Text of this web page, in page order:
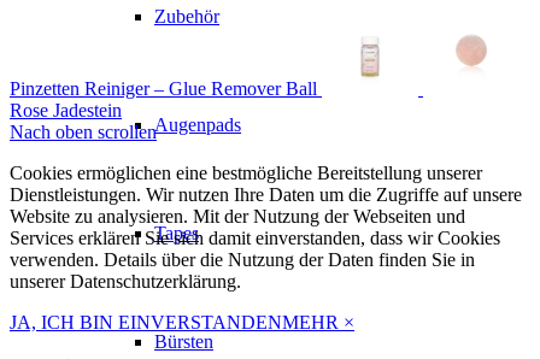
Zubehör
Augenpads
Tapes
Bürsten
Pinzetten Reiniger – Glue Remover Ball
Rose Jadestein
Nach oben scrollen
Cookies ermöglichen eine bestmögliche Bereitstellung unserer
Dienstleistungen. Wir nutzen Ihre Daten um die Zugriffe auf unsere
Website zu analysieren. Mit der Nutzung der Webseiten und
Services erklären Sie sich damit einverstanden, dass wir Cookies
verwenden. Details über die Nutzung der Daten finden Sie in
unserer Datenschutzerklärung.
JA, ICH BIN EINVERSTANDENMEHR ×